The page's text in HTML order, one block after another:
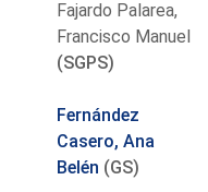
Fajardo Palarea,
Francisco Manuel
(SGPS)
Fernández
Casero, Ana
Belén (GS)